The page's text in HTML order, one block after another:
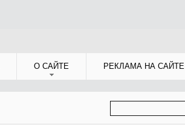
О САЙТЕ РЕКЛАМА НА САЙТЕ